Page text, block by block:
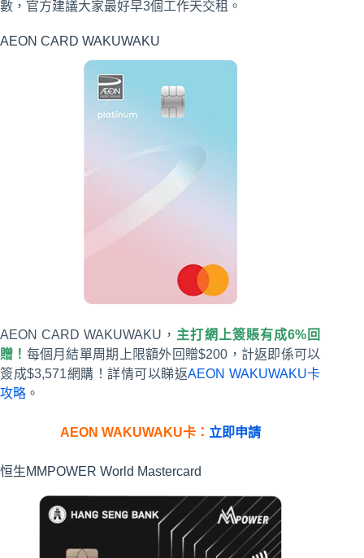
數，官方建議大家最好早3個工作天交租。
AEON CARD WAKUWAKU
AEON CARD WAKUWAKU， 主打網上簽賬有成6%回
贈！ 每個月結單周期上限額外回贈$200，計返即係可以
簽成$3,571網購！詳情可以睇返AEON WAKUWAKU卡
攻略 。
AEON WAKUWAKU卡： 立即申請
恒生MMPOWER World Mastercard